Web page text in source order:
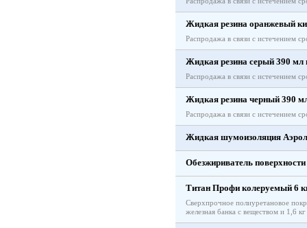
Жидкая резина оранжевый
Распродажа в связи с истечением
Жидкая резина серый 390 мл
Распродажа в связи с истечением
Жидкая резина черный 390
Распродажа в связи с истечением
Жидкая шумоизоляция
Обезжириватель
Титан Профи колеруемый 6
Сверхпрочное полиуретановое
железная банка с веществом и 1,6